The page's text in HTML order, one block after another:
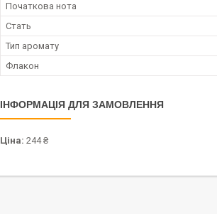
Початкова нота
Стать
Тип аромату
Флакон
ІНФОРМАЦІЯ ДЛЯ ЗАМОВЛЕННЯ
Ціна: 244 ₴